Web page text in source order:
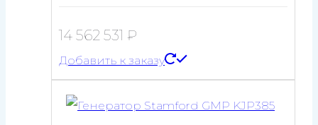
14 562 531 ₽
Добавить к заказу